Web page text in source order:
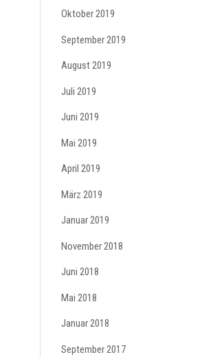
Oktober 2019
September 2019
August 2019
Juli 2019
Juni 2019
Mai 2019
April 2019
März 2019
Januar 2019
November 2018
Juni 2018
Mai 2018
Januar 2018
September 2017